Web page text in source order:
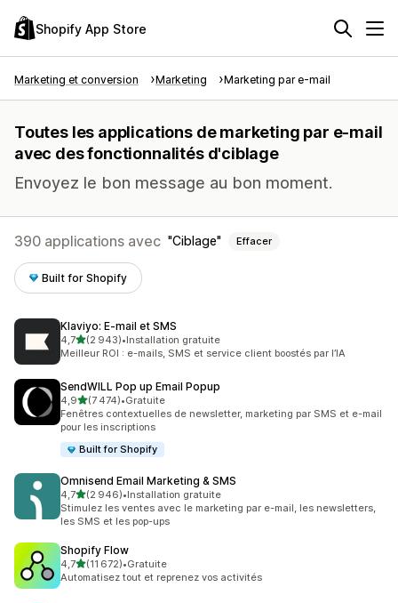
Shopify App Store
Marketing et conversion Marketing Marketing par e-mail
Toutes les applications de marketing par e-mail
avec des fonctionnalités d'ciblage
Envoyez le bon message au bon moment.
390 applications avec Ciblage Effacer
Built for Shopify
Klaviyo: E‑mail et SMS
4,7étoile(s) sur 5
(2 943)
2943 avis au total
•Installation gratuite
Meilleur ROI : e-mails, SMS et service client boostés par l’IA
SendWILL Pop up Email Popup
4,9étoile(s) sur 5
(7 474)
7474 avis au total
•Gratuite
Fenêtres contextuelles de newsletter, marketing par SMS et e-mail
pour les inscriptions
Built for Shopify
Omnisend Email Marketing & SMS
4,7étoile(s) sur 5
(2 946)
2946 avis au total
•Installation gratuite
Stimulez les ventes avec le marketing par e-mail, les newsletters,
les SMS et les pop-ups
Shopify Flow
4,7étoile(s) sur 5
(11 672)
11672 avis au total
•Gratuite
Automatisez tout et reprenez vos activités